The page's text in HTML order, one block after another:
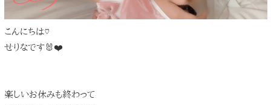
こんにちは♡
せりなです🐰❤️
楽しいお休みも終わって